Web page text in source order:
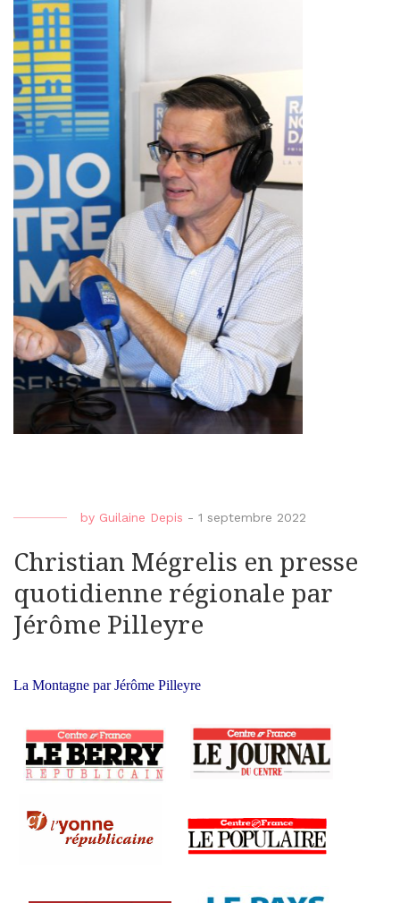
by Guilaine Depis - 1 septembre 2022
Christian Mégrelis en presse
quotidienne régionale par
Jérôme Pilleyre
La Montagne par Jérôme Pilleyre